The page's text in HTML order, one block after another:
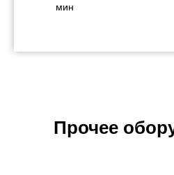
мин
Прочее